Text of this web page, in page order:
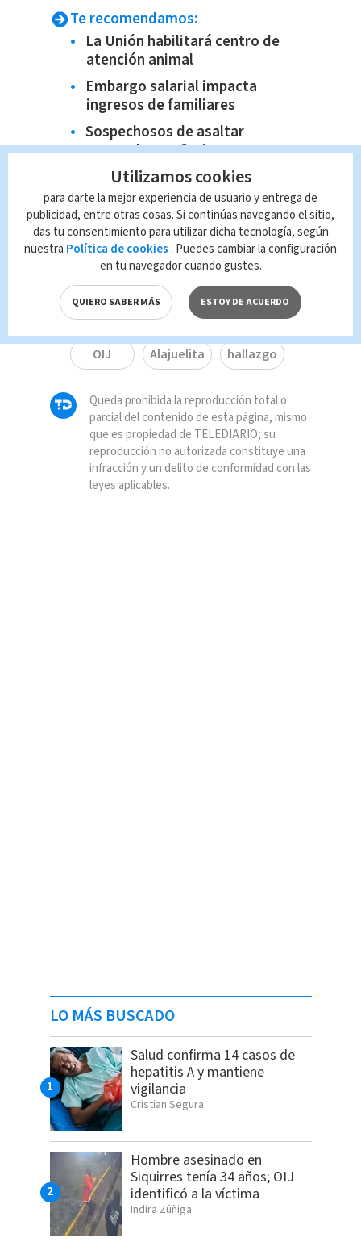
Te recomendamos:
La Unión habilitará centro de
atención animal
Embargo salarial impacta
ingresos de familiares
Sospechosos de asaltar
comercios en Cartago es
detenido
Sospechoso de privar de libertad
a un joven durante tres días es
detenido
TAGS RELACIONADOS:
OIJ Alajuelita hallazgo
Queda prohibida la reproducción total o
parcial del contenido de esta página, mismo
que es propiedad de TELEDIARIO; su
reproducción no autorizada constituye una
infracción y un delito de conformidad con las
leyes aplicables.
LO MÁS BUSCADO
Salud confirma 14 casos de
hepatitis A y mantiene
vigilancia
Cristian Segura
Hombre asesinado en
Siquirres tenía 34 años; OIJ
identificó a la víctima
Indira Zúñiga
Utilizamos cookies
para darte la mejor experiencia de usuario y entrega de
publicidad, entre otras cosas. Si continúas navegando el sitio,
das tu consentimiento para utilizar dicha tecnología, según
nuestra Política de cookies . Puedes cambiar la configuración
en tu navegador cuando gustes.
QUIERO SABER MÁS ESTOY DE ACUERDO